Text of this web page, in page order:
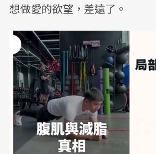
想做愛的欲望，差遠了。